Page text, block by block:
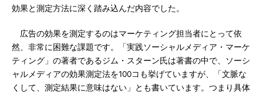
効果と測定方法に深く踏み込んだ内容でした。
広告の効果を測定するのはマーケティング担当者にとって依
然、非常に困難な課題です。「実践ソーシャルメディア・マーケ
ティング」の著者であるジム・スターン氏は著書の中で、ソーシ
ャルメディアの効果測定法を100コも挙げていますが、「文脈な
くして、測定結果に意味はない」とも書いています。つまり具体